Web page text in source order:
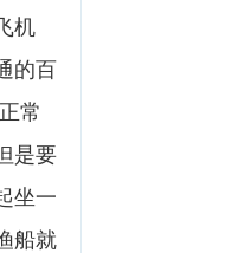
机
的百
常
是要
坐一
船就